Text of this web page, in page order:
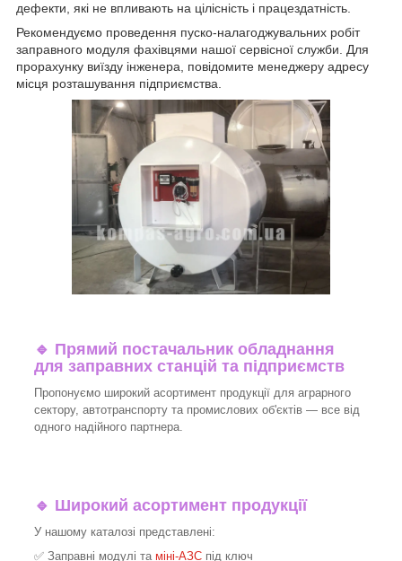
дефекти, які не впливають на цілісність і працездатність.
Рекомендуємо проведення пуско-налагоджувальних робіт
заправного модуля фахівцями нашої сервісної служби. Для
прорахунку виїзду інженера, повідомите менеджеру адресу
місця розташування підприємства.
🔹 Прямий постачальник обладнання
для заправних станцій та підприємств
Пропонуємо широкий асортимент продукції для аграрного
сектору, автотранспорту та промислових об'єктів — все від
одного надійного партнера.
🔹 Широкий асортимент продукції
У нашому каталозі представлені:
✅ Заправні модулі та міні-АЗС під ключ